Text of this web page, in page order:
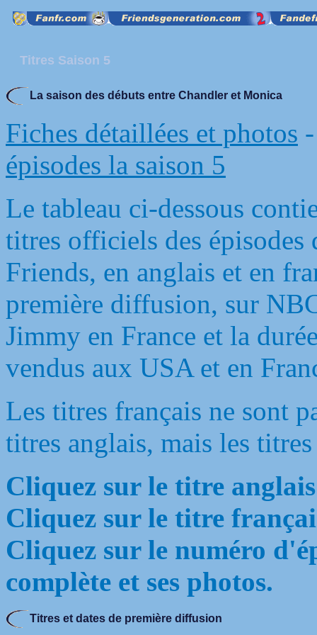
Titres Saison 5
La saison des débuts entre Chandler et Monica
Fiches détaillées et photos
épisodes la saison 5
Le tableau ci-dessous
titres officiels des épisodes
Friends, en anglais et en
première diffusion, sur
Jimmy en France et la
vendus aux USA et en
Les titres français ne sont
titres anglais, mais les
Cliquez sur le titre
Cliquez sur le titre
Cliquez sur le numéro
complète et ses photos.
Titres et dates de première diffusion